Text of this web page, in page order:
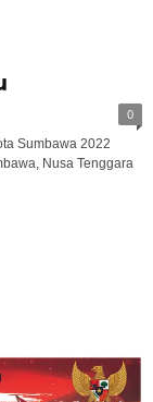
0
Sumbawa 2022
Nusa Tenggara